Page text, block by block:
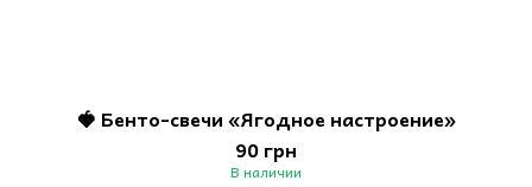
🍓 Бенто-свечи «Ягодное настроение»
90 грн
В наличии